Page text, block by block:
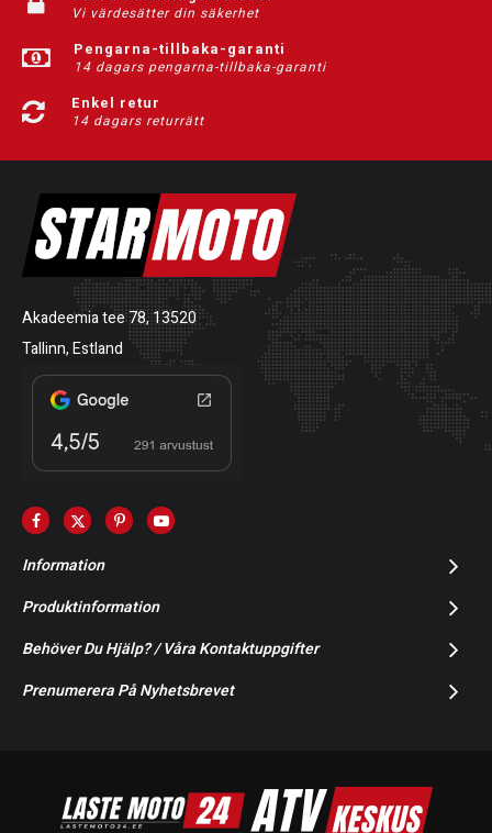
Vi värdesätter din säkerhet
Pengarna-tillbaka-garanti
14 dagars pengarna-tillbaka-garanti
Enkel retur
14 dagars returrätt
Akadeemia tee 78, 13520
Tallinn, Estland
Information
Produktinformation
Behöver Du Hjälp? / Våra Kontaktuppgifter
Prenumerera På Nyhetsbrevet